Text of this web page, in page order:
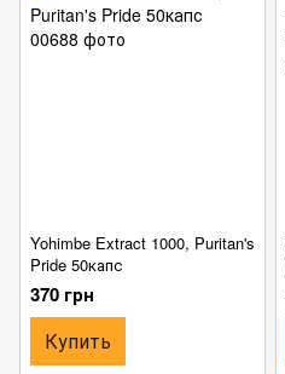
Yohimbe Extract 1000, Puritan's
Pride 50капс
370 грн
Купить